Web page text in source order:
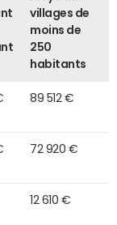
villages de
moins de
250
habitants
89 512 €
72 920 €
12 610 €